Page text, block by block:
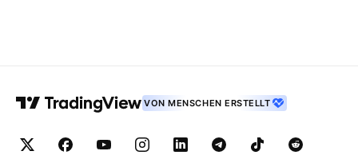
VON MENSCHEN ERSTELLT